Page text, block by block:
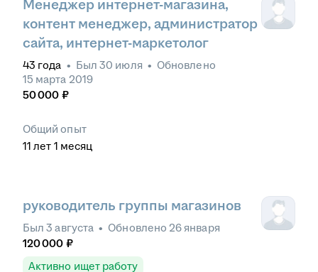
Менеджер интернет-магазина,
контент менеджер, администратор
сайта, интернет-маркетолог
43 года • Был 30 июля • Обновлено
15 марта 2019
50 000 ₽
Общий опыт
11 лет 1 месяц
руководитель группы магазинов
Был 3 августа • Обновлено 26 января
120 000 ₽
Активно ищет работу